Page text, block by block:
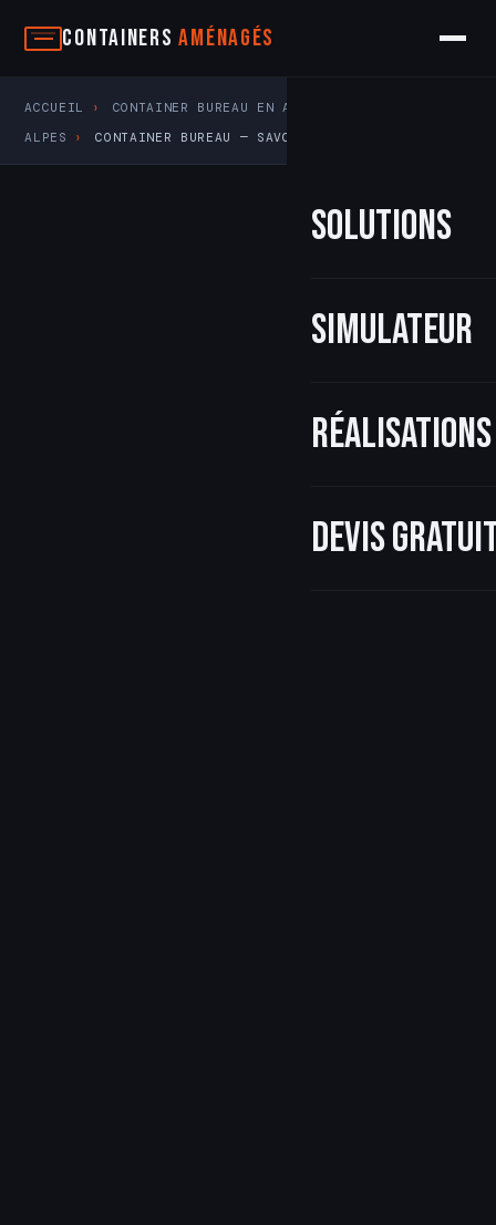
Containers Aménagés
Solutions
Simulateur
Réalisations
Devis
ACCUEIL ›
CONTAINER BUREAU EN AUVERGNE-RHÔNE-
ALPES
› CONTAINER BUREAU — SAVOIE (73)